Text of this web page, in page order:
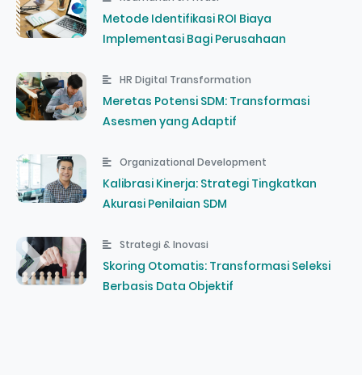
Metode Identifikasi ROI Biaya
Implementasi Bagi Perusahaan
HR Digital Transformation
Meretas Potensi SDM: Transformasi
Asesmen yang Adaptif
Organizational Development
Kalibrasi Kinerja: Strategi Tingkatkan
Akurasi Penilaian SDM
Strategi & Inovasi
Skoring Otomatis: Transformasi Seleksi
Berbasis Data Objektif